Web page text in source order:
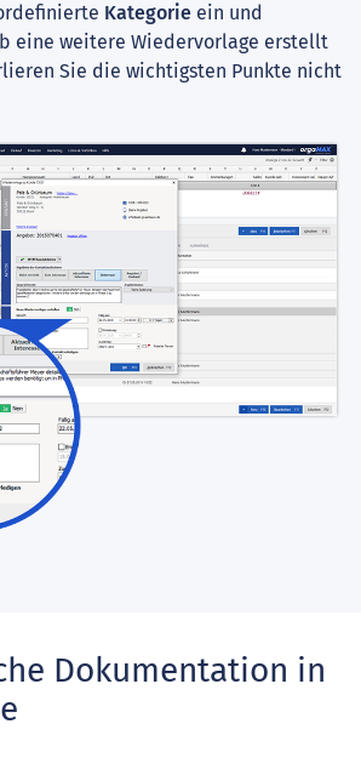
Kategorie ein und
eine weitere Wiedervorlage erstellt
Sie die wichtigsten Punkte nicht
Dokumentation in